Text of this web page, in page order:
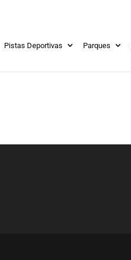
Pistas Deportivas Parques